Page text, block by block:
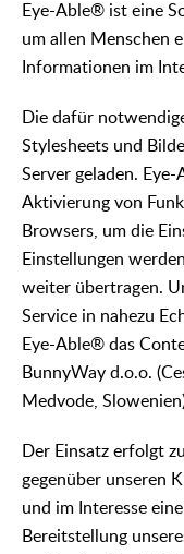
Eye-Able® ist eine
um allen Menschen
Informationen im
Die dafür
Stylesheets und
Server geladen.
Aktivierung von
Browsers, um die
Einstellungen
weiter übertragen.
Service in nahezu
Eye-Able® das
BunnyWay d.o.o.
Medvode,
Der Einsatz erfolgt
gegenüber unseren
und im Interesse
Bereitstellung